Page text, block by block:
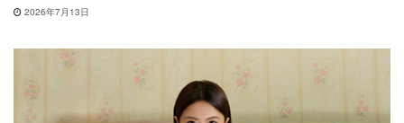
2026年7月13日